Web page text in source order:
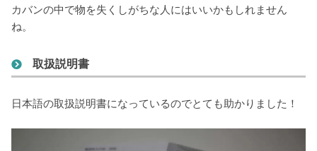
カバンの中で物を失くしがちな人にはいいかもしれません
ね。
取扱説明書
日本語の取扱説明書になっているのでとても助かりました！